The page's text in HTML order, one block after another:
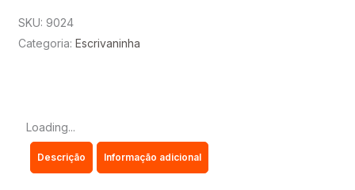
SKU: 9024
Categoria: Escrivaninha
Loading...
Descrição Informação adicional